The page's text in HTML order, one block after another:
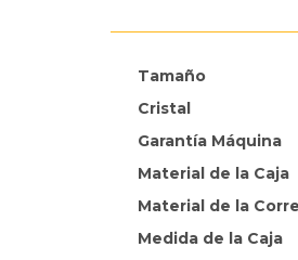
Tamaño
Cristal
Garantía Máquina
Material de la Caja
Material de la
Medida de la Caja